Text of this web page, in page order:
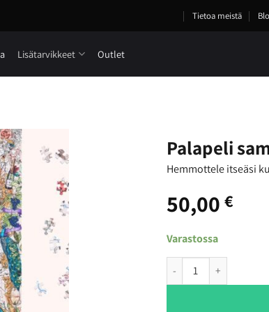
Tietoa meistä
Lisätarvikkeet Outlet
Palapeli
Hemmottele itseäsi
50,00 €
Varastossa
Palapeli samppanja